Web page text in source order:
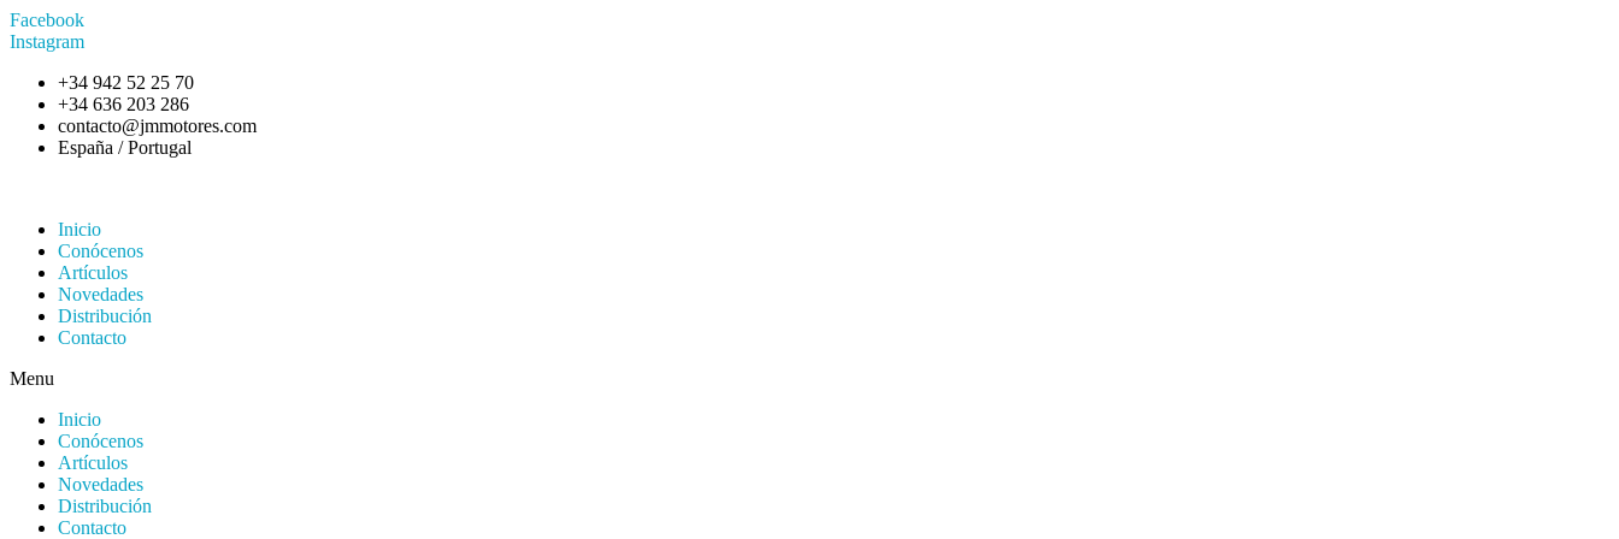
Facebook
Instagram
+34 942 52 25 70
+34 636 203 286
contacto@jmmotores.com
España / Portugal
Inicio
Conócenos
Artículos
Novedades
Distribución
Contacto
Menu
Inicio
Conócenos
Artículos
Novedades
Distribución
Contacto